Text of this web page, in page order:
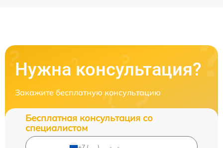
Нужна консультация?
Закажите бесплатную консультацию
Бесплатная консультация со
специалистом